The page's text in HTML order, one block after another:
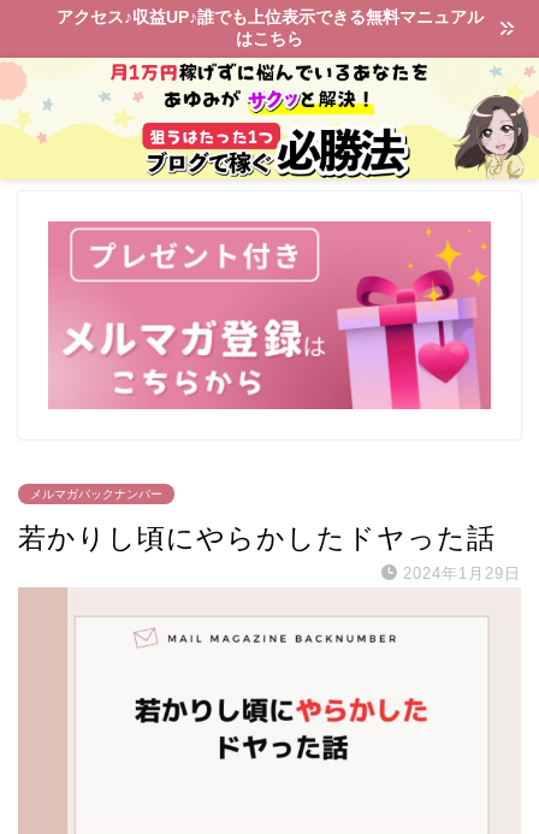
アクセス♪収益UP♪誰でも上位表示できる無料マニュアル
はこちら
メルマガバックナンバー
若かりし頃にやらかしたドヤった話
2024年1月29日